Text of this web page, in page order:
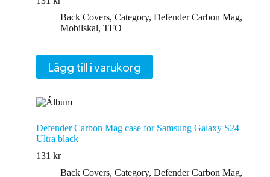
Back Covers, Category, Defender Carbon Mag,
Mobilskal, TFO
Lägg till i varukorg
Defender Carbon Mag case for Samsung Galaxy S24
Ultra black
131 kr
Back Covers, Category, Defender Carbon Mag,